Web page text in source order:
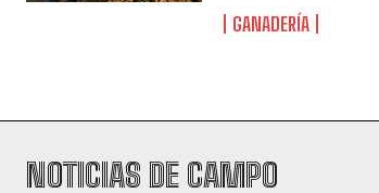
GANADERÍA
NOTICIAS DE CAMPO